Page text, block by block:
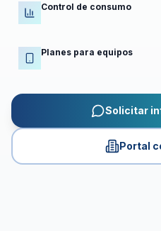
Control de consumo
Planes para equipos
Solicitar
Portal
Portal Corporativo
Administra líneas, recargas